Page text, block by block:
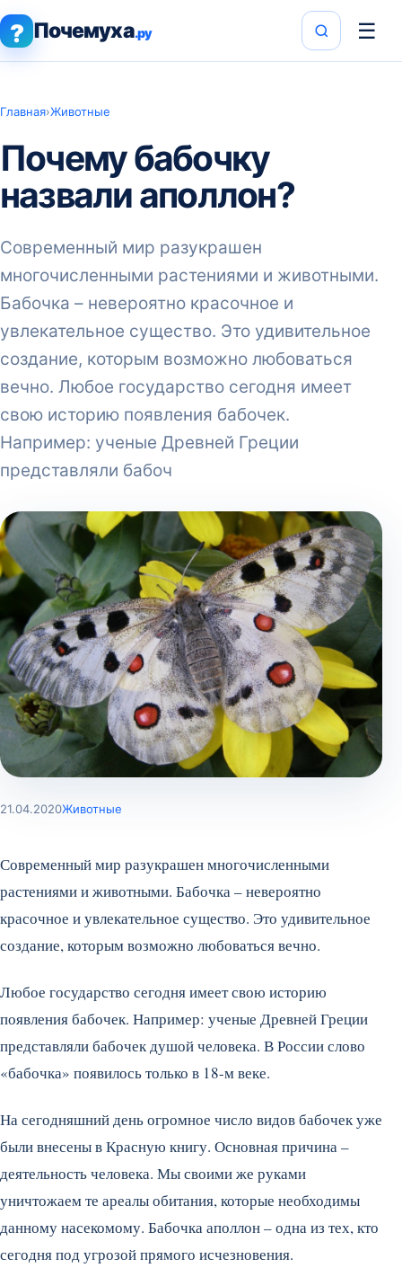
? Почемуха.ру ☰
Главная›Животные
Почему бабочку
назвали аполлон?
Современный мир разукрашен
многочисленными растениями и животными.
Бабочка – невероятно красочное и
увлекательное существо. Это удивительное
создание, которым возможно любоваться
вечно. Любое государство сегодня имеет
свою историю появления бабочек.
Например: ученые Древней Греции
представляли бабоч
21.04.2020Животные
Современный мир разукрашен многочисленными
растениями и животными. Бабочка – невероятно
красочное и увлекательное существо. Это удивительное
создание, которым возможно любоваться вечно.
Любое государство сегодня имеет свою историю
появления бабочек. Например: ученые Древней Греции
представляли бабочек душой человека. В России слово
«бабочка» появилось только в 18-м веке.
На сегодняшний день огромное число видов бабочек уже
были внесены в Красную книгу. Основная причина –
деятельность человека. Мы своими же руками
уничтожаем те ареалы обитания, которые необходимы
данному насекомому. Бабочка аполлон – одна из тех, кто
сегодня под угрозой прямого исчезновения.